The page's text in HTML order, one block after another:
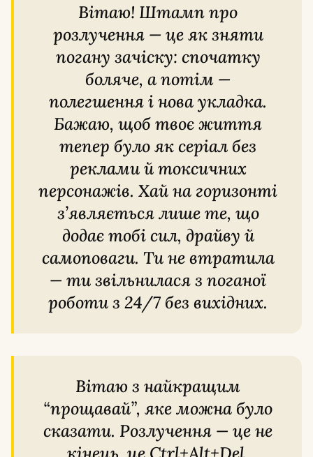
Вітаю! Штамп про
розлучення — це як зняти
погану зачіску: спочатку
боляче, а потім —
полегшення і нова укладка.
Бажаю, щоб твоє життя
тепер було як серіал без
реклами й токсичних
персонажів. Хай на горизонті
з’являється лише те, що
додає тобі сил, драйву й
самоповаги. Ти не втратила
— ти звільнилася з поганої
роботи з 24/7 без вихідних.
Вітаю з найкращим
“прощавай”, яке можна було
сказати. Розлучення — це не